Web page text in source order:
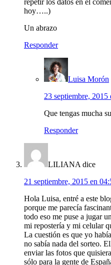
hoy…..)
Un abrazo
Responder
Luisa Morón
23 septiembre, 2015
Que tengas mucha
Responder
LILIANA dice
21 septiembre, 2015 en
Hola Luisa, entré a este
porque me parecía
todo eso me puse a jugar
mi repostería y mi celular
La cuestión es que yo
no sabía nada del sorteo.
enviar las fotos que
sólo para la gente de